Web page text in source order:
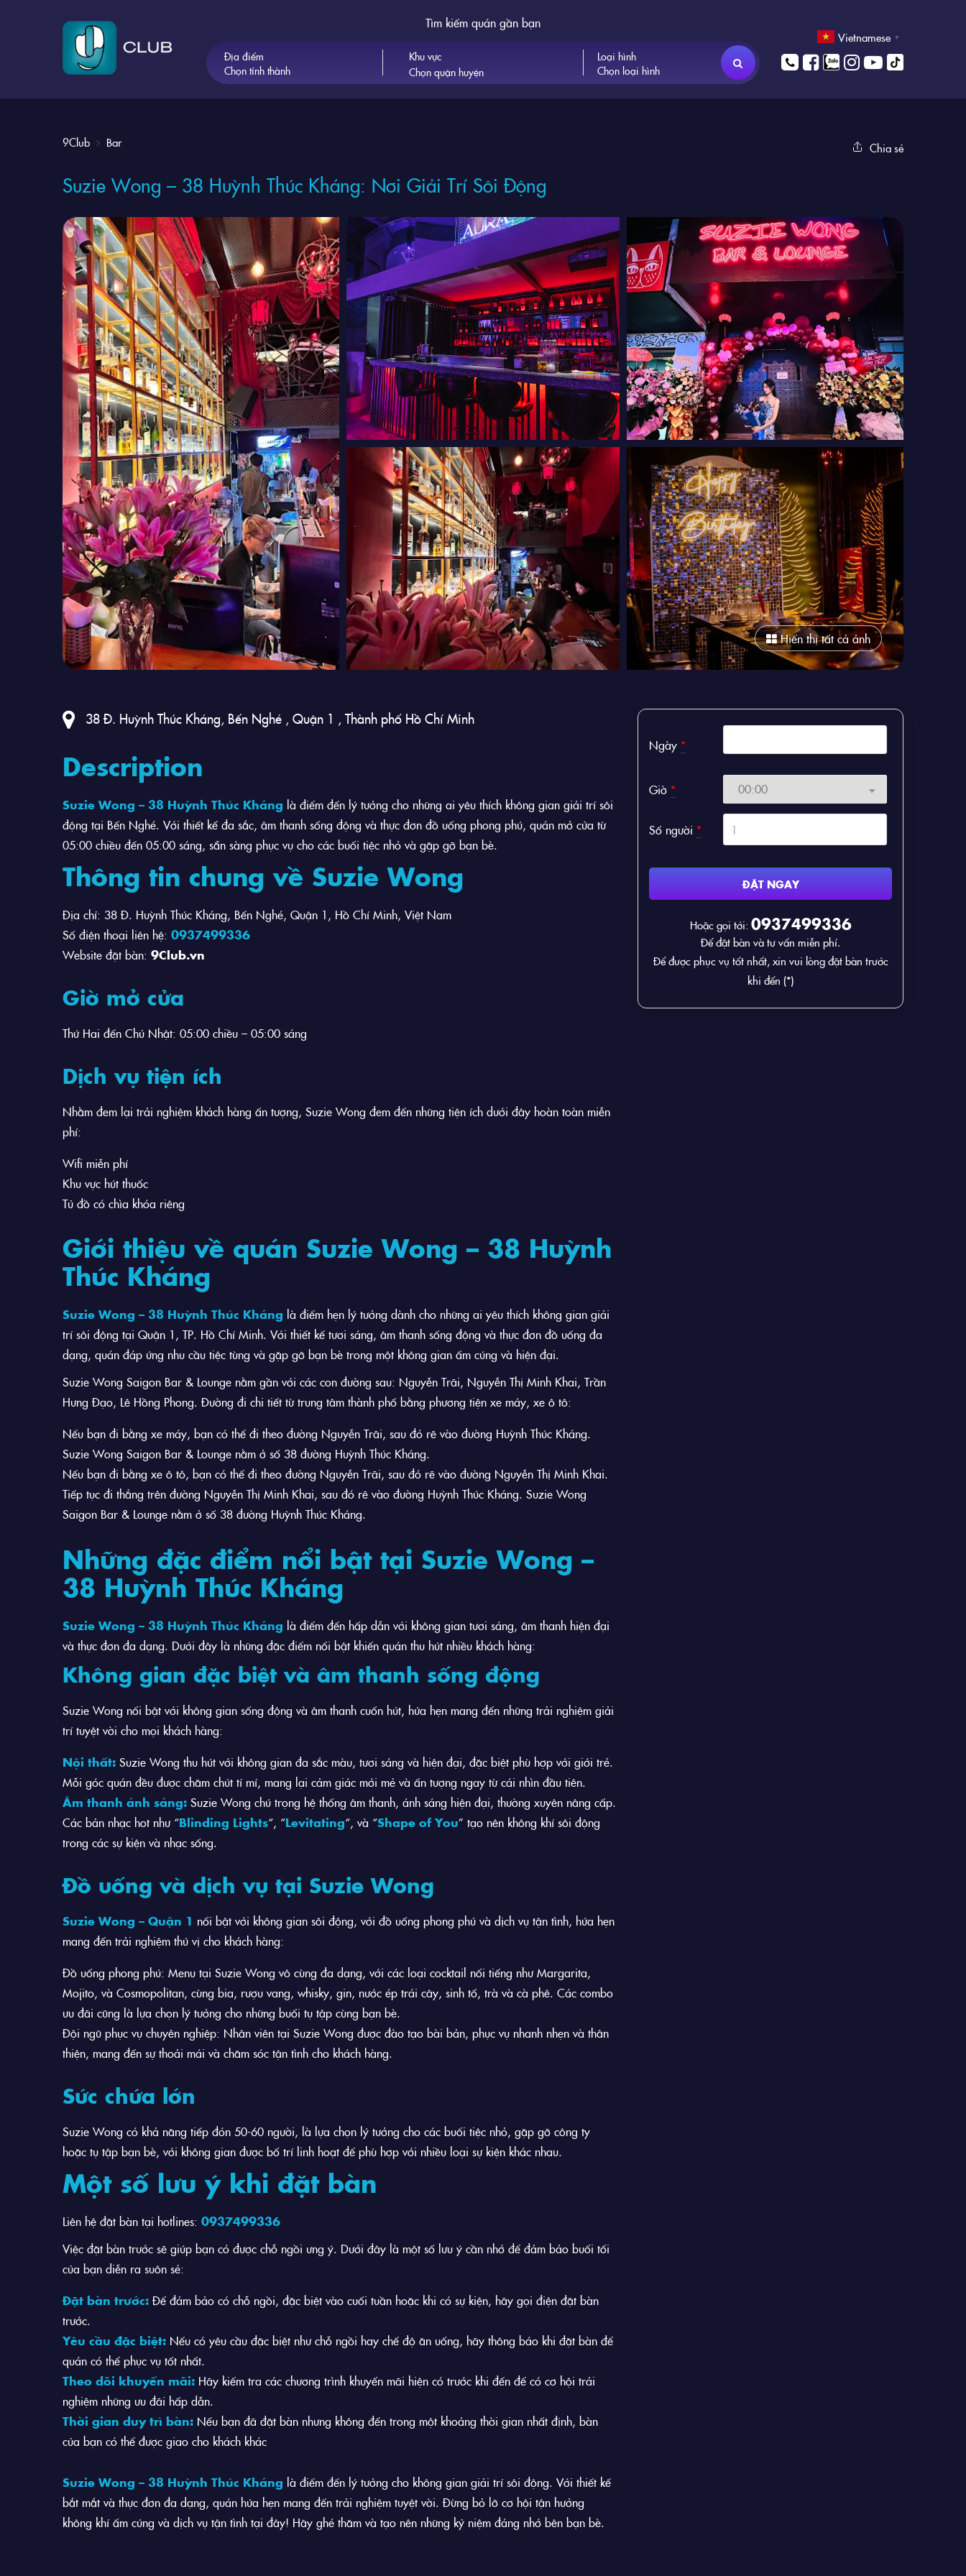
Tìm kiếm quán gần bạn
Địa điểm
Chọn tỉnh thành
Khu vực
Loại hình
Chọn loại hình
Vietnamese ▼
9Club Bar Chia sẻ
Suzie Wong – 38 Huỳnh Thúc Kháng: Nơi Giải Trí Sôi Động
Hiển thị tất cả ảnh
38 Đ. Huỳnh Thúc Kháng, Bến Nghé , Quận 1 , Thành phố Hồ Chí Minh
Description
Suzie Wong – 38 Huỳnh Thúc Kháng là điểm đến lý tưởng cho những ai yêu thích không gian giải trí sôi
động tại Bến Nghé. Với thiết kế đa sắc, âm thanh sống động và thực đơn đồ uống phong phú, quán mở cửa từ
05:00 chiều đến 05:00 sáng, sẵn sàng phục vụ cho các buổi tiệc nhỏ và gặp gỡ bạn bè.
Thông tin chung về Suzie Wong
Địa chỉ: 38 Đ. Huỳnh Thúc Kháng, Bến Nghé, Quận 1, Hồ Chí Minh, Việt Nam
Số điện thoại liên hệ: 0937499336
Website đặt bàn: 9Club.vn
Giờ mở cửa
Thứ Hai đến Chủ Nhật: 05:00 chiều – 05:00 sáng
Dịch vụ tiện ích
Nhằm đem lại trải nghiệm khách hàng ấn tượng, Suzie Wong đem đến những tiện ích dưới đây hoàn toàn miễn
phí:
Wifi miễn phí
Khu vực hút thuốc
Tủ đồ có chìa khóa riêng
Giới thiệu về quán Suzie Wong – 38 Huỳnh
Thúc Kháng
Suzie Wong – 38 Huỳnh Thúc Kháng là điểm hẹn lý tưởng dành cho những ai yêu thích không gian giải
trí sôi động tại Quận 1, TP. Hồ Chí Minh. Với thiết kế tươi sáng, âm thanh sống động và thực đơn đồ uống đa
dạng, quán đáp ứng nhu cầu tiệc tùng và gặp gỡ bạn bè trong một không gian ấm cúng và hiện đại.
Suzie Wong Saigon Bar & Lounge nằm gần với các con đường sau: Nguyễn Trãi, Nguyễn Thị Minh Khai, Trần
Hưng Đạo, Lê Hồng Phong. Đường đi chi tiết từ trung tâm thành phố bằng phương tiện xe máy, xe ô tô:
Nếu bạn đi bằng xe máy, bạn có thể đi theo đường Nguyễn Trãi, sau đó rẽ vào đường Huỳnh Thúc Kháng.
Suzie Wong Saigon Bar & Lounge nằm ở số 38 đường Huỳnh Thúc Kháng.
Nếu bạn đi bằng xe ô tô, bạn có thể đi theo đường Nguyễn Trãi, sau đó rẽ vào đường Nguyễn Thị Minh Khai.
Tiếp tục đi thẳng trên đường Nguyễn Thị Minh Khai, sau đó rẽ vào đường Huỳnh Thúc Kháng. Suzie Wong
Saigon Bar & Lounge nằm ở số 38 đường Huỳnh Thúc Kháng.
Những đặc điểm nổi bật tại Suzie Wong –
38 Huỳnh Thúc Kháng
Suzie Wong – 38 Huỳnh Thúc Kháng là điểm đến hấp dẫn với không gian tươi sáng, âm thanh hiện đại
và thực đơn đa dạng. Dưới đây là những đặc điểm nổi bật khiến quán thu hút nhiều khách hàng:
Không gian đặc biệt và âm thanh sống động
Suzie Wong nổi bật với không gian sống động và âm thanh cuốn hút, hứa hẹn mang đến những trải nghiệm giải
trí tuyệt vời cho mọi khách hàng:
Nội thất: Suzie Wong thu hút với không gian đa sắc màu, tươi sáng và hiện đại, đặc biệt phù hợp với giới trẻ.
Mỗi góc quán đều được chăm chút tỉ mỉ, mang lại cảm giác mới mẻ và ấn tượng ngay từ cái nhìn đầu tiên.
Âm thanh ánh sáng: Suzie Wong chú trọng hệ thống âm thanh, ánh sáng hiện đại, thường xuyên nâng cấp.
Các bản nhạc hot như “Blinding Lights“, “Levitating“, và “Shape of You” tạo nên không khí sôi động
trong các sự kiện và nhạc sống.
Đồ uống và dịch vụ tại Suzie Wong
Suzie Wong – Quận 1 nổi bật với không gian sôi động, với đồ uống phong phú và dịch vụ tận tình, hứa hẹn
mang đến trải nghiệm thú vị cho khách hàng:
Đồ uống phong phú: Menu tại Suzie Wong vô cùng đa dạng, với các loại cocktail nổi tiếng như Margarita,
Mojito, và Cosmopolitan, cùng bia, rượu vang, whisky, gin, nước ép trái cây, sinh tố, trà và cà phê. Các combo
ưu đãi cũng là lựa chọn lý tưởng cho những buổi tụ tập cùng bạn bè.
Đội ngũ phục vụ chuyên nghiệp: Nhân viên tại Suzie Wong được đào tạo bài bản, phục vụ nhanh nhẹn và thân
thiện, mang đến sự thoải mái và chăm sóc tận tình cho khách hàng.
Sức chứa lớn
Suzie Wong có khả năng tiếp đón 50-60 người, là lựa chọn lý tưởng cho các buổi tiệc nhỏ, gặp gỡ công ty
hoặc tụ tập bạn bè, với không gian được bố trí linh hoạt để phù hợp với nhiều loại sự kiện khác nhau.
Một số lưu ý khi đặt bàn
Liên hệ đặt bàn tại hotlines: 0937499336
Việc đặt bàn trước sẽ giúp bạn có được chỗ ngồi ưng ý. Dưới đây là một số lưu ý cần nhớ để đảm bảo buổi tối
của bạn diễn ra suôn sẻ:
Đặt bàn trước: Để đảm bảo có chỗ ngồi, đặc biệt vào cuối tuần hoặc khi có sự kiện, hãy gọi điện đặt bàn
trước.
Yêu cầu đặc biệt: Nếu có yêu cầu đặc biệt như chỗ ngồi hay chế độ ăn uống, hãy thông báo khi đặt bàn để
quán có thể phục vụ tốt nhất.
Theo dõi khuyến mãi: Hãy kiểm tra các chương trình khuyến mãi hiện có trước khi đến để có cơ hội trải
nghiệm những ưu đãi hấp dẫn.
Thời gian duy trì bàn: Nếu bạn đã đặt bàn nhưng không đến trong một khoảng thời gian nhất định, bàn
của bạn có thể được giao cho khách khác
Suzie Wong – 38 Huỳnh Thúc Kháng là điểm đến lý tưởng cho không gian giải trí sôi động. Với thiết kế
bắt mắt và thực đơn đa dạng, quán hứa hẹn mang đến trải nghiệm tuyệt vời. Đừng bỏ lỡ cơ hội tận hưởng
không khí ấm cúng và dịch vụ tận tình tại đây! Hãy ghé thăm và tạo nên những kỷ niệm đáng nhớ bên bạn bè.
Ngày *
Giờ *
Số người *
ĐẶT NGAY
Hoặc gọi tới: 0937499336
Để đặt bàn và tư vấn miễn phí.
Để được phục vụ tốt nhất, xin vui lòng đặt bàn trước
khi đến (*)